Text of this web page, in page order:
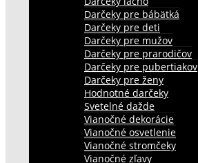
Darčeky pre bábätká
Darčeky pre deti
Darčeky pre mužov
Darčeky pre prarodičov
Darčeky pre pubertiakov
Darčeky pre ženy
Hodnotné darčeky
Svetelné dažde
Vianočné dekorácie
Vianočné osvetlenie
Vianočné stromčeky
Vianočné zľavy